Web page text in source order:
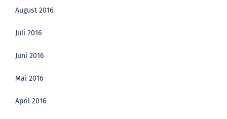
August 2016
Juli 2016
Juni 2016
Mai 2016
April 2016